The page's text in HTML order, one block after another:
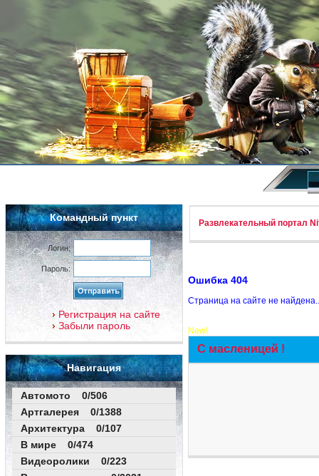
Командный пункт
Логин:
Пароль:
Регистрация на сайте
Забыли пароль
Навигация
Автомото 0/506
Артгалерея 0/1388
Архитектура 0/107
В мире 0/474
Видеоролики 0/223
Развлекательный портал
Ошибка 404
Страница на сайте не
New!
С масленицей !